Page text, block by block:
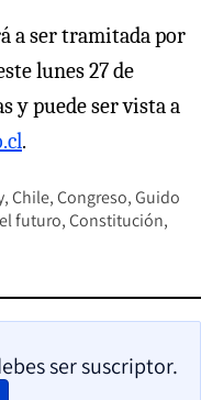
a ser tramitada por
lunes 27 de
y puede ser vista a
.
Chile Congreso Guido
futuro Constitución
ser suscriptor.